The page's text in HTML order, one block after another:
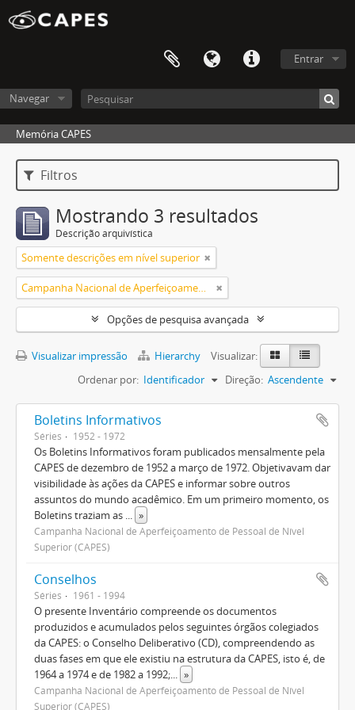
Entrar
Navegar
Memória CAPES
Filtros
Mostrando 3 resultados
Descrição arquivística
Somente descrições em nível superior
Campanha Nacional de Aperfeiçoamento de Pessoal de Nível Superior (CAPES)
Opções de pesquisa avançada
Visualizar impressão Hierarchy
Visualizar:
Ordenar por: Identificador Direção: Ascendente
Boletins Informativos
Séries 1952 - 1972
Os Boletins Informativos foram publicados mensalmente pela
CAPES de dezembro de 1952 a março de 1972. Objetivavam dar
visibilidade às ações da CAPES e informar sobre outros
assuntos do mundo acadêmico. Em um primeiro momento, os
Boletins traziam as ... »
Campanha Nacional de Aperfeiçoamento de Pessoal de Nível
Superior (CAPES)
Conselhos
Séries 1961 - 1994
O presente Inventário compreende os documentos
produzidos e acumulados pelos seguintes órgãos colegiados
da CAPES: o Conselho Deliberativo (CD), compreendendo as
duas fases em que ele existiu na estrutura da CAPES, isto é, de
1964 a 1974 e de 1982 a 1992;... »
Campanha Nacional de Aperfeiçoamento de Pessoal de Nível
Superior (CAPES)